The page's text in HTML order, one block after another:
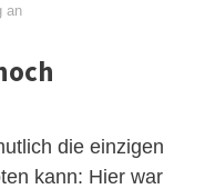
an
die einzigen
kann: Hier war